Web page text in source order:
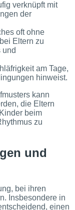
verknüpft mit
der
oft ohne
Eltern zu
und
am Tage,
hinweist.
kann
die Eltern
beim
zu
und
bei ihren
Insbesondere in
einen